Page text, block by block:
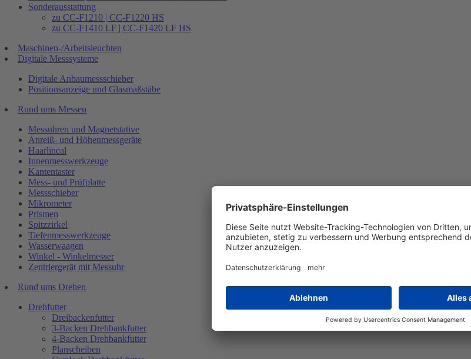
Sonderausstattung
zu CC-F1210 | CC-F1220 HS
zu CC-F1410 LF | CC-F1420 LF HS
Maschinen-/Arbeitsleuchten
Digitale Messsysteme
Digitale Anbaumessschieber
Positionsanzeige und Glasmaßstäbe
Rund ums Messen
Messuhren und Magnetstative
Anreiß- und Höhenmessgeräte
Haarlineal
Innenmesswerkzeuge
Kantentaster
Mess- und Prüfplatte
Messschieber
Mikrometer
Prismen
Spitzzirkel
Tiefenmesswerkzeuge
Wasserwaagen
Winkel - Winkelmesser
Zentriergerät mit Messuhr
Rund ums Drehen
Drehfutter
Dreibackenfutter
3-Backen Drehbankfutter
4-Backen Drehbankfutter
Planscheiben